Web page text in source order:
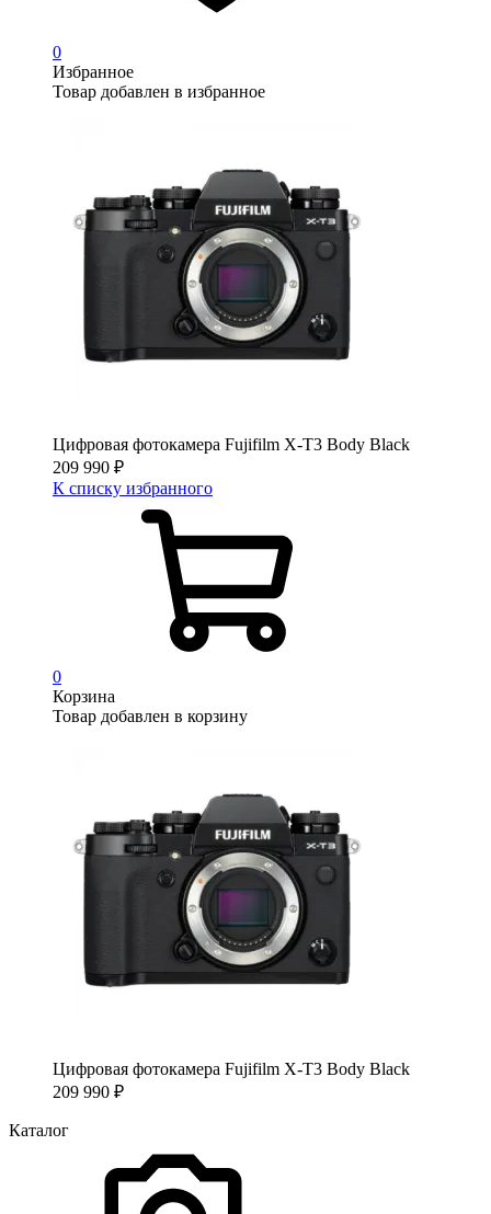
0
Избранное
Товар добавлен в избранное
Цифровая фотокамера Fujifilm X-T3 Body Black
209 990 ₽
К списку избранного
0
Корзина
Товар добавлен в корзину
Цифровая фотокамера Fujifilm X-T3 Body Black
209 990 ₽
Каталог